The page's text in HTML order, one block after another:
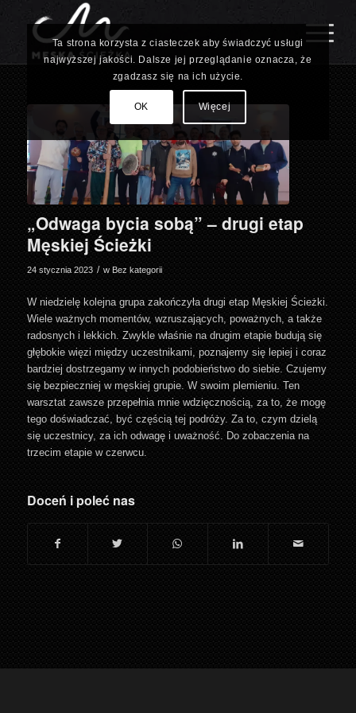
„Odwaga bycia sobą” – drugi etap
Męskiej Ścieżki
24 stycznia 2023 / w Bez kategorii
W niedzielę kolejna grupa zakończyła drugi etap Męskiej Ścieżki.
Wiele ważnych momentów, wzruszających, poważnych, a także
radosnych i lekkich. Zwykle właśnie na drugim etapie budują się
głębokie więzi między uczestnikami, poznajemy się lepiej i coraz
bardziej dostrzegamy w innych podobieństwo do siebie. Czujemy
się bezpieczniej w męskiej grupie. W swoim plemieniu. Ten
warsztat zawsze przepełnia mnie wdzięcznością, za to, że mogę
tego doświadczać, być częścią tej podróży. Za to, czym dzielą
się uczestnicy, za ich odwagę i uważność. Do zobaczenia na
trzecim etapie w czerwcu.
Doceń i poleć nas
Ta strona korzysta z ciasteczek aby świadczyć usługi
najwyższej jakości. Dalsze jej przeglądanie oznacza, że
zgadzasz się na ich użycie.
OK Więcej